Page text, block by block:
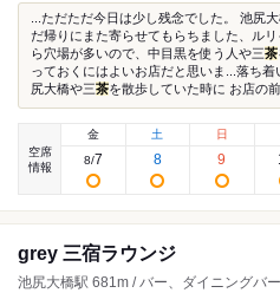
...ただただ今日は少し残念でした。 池尻
だ帰りにまた寄らせてもらちました、ル
ら穴場が多いので、中目黒を使う人や三茶
っておくにはよいお店だと思いま...落ち
尻大橋や三茶を散歩していた時に お店の
空席
情報
金
8/7
土
8
日
9
grey 三宿ラウンジ
池尻大橋駅 681m / バー、ダイニングバー